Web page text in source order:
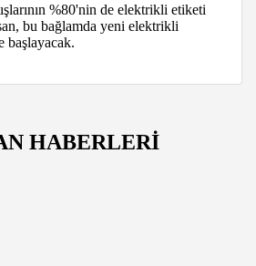
%80'nin de elektrikli etiketi
bu bağlamda yeni elektrikli
başlayacak.
HABERLERİ